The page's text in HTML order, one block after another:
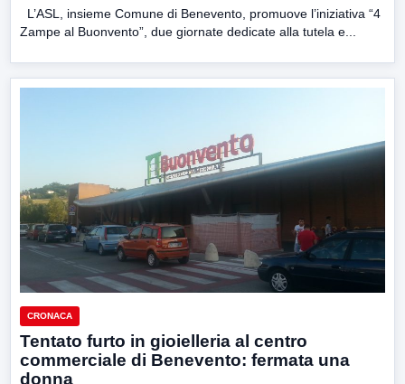
L’ASL, insieme Comune di Benevento, promuove l’iniziativa “4
Zampe al Buonvento”, due giornate dedicate alla tutela e...
CRONACA
Tentato furto in gioielleria al centro
commerciale di Benevento: fermata una
donna